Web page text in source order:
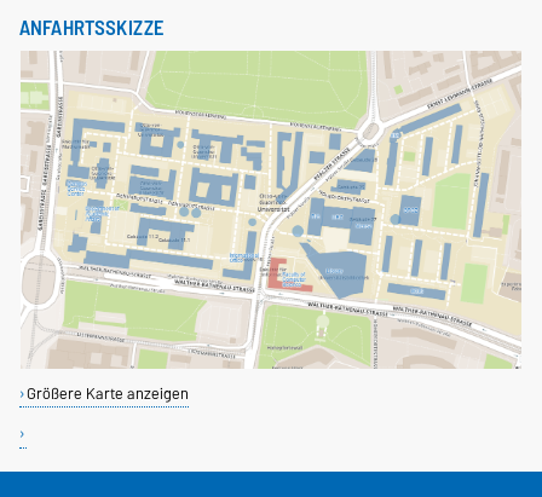
ANFAHRTSSKIZZE
Größere Karte anzeigen